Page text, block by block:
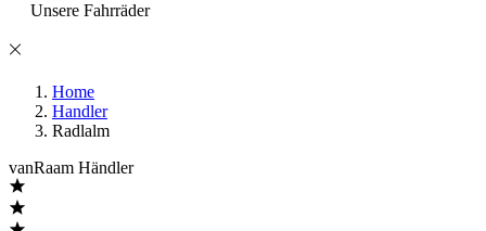
Unsere Fahrräder
Home
Handler
Radlalm
vanRaam Händler